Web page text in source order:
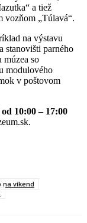
a tiež
„Túlavá“.
na výstavu
stanovišti parného
múzea so
modulového
v poštovom
10:00 – 17:00
na víkend